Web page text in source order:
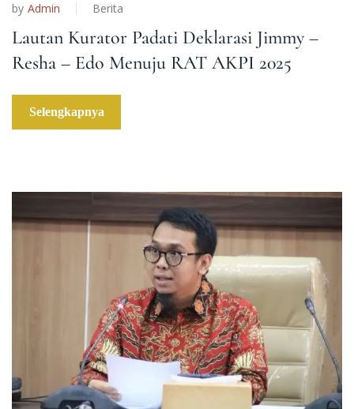
by Admin Berita
Lautan Kurator Padati Deklarasi Jimmy –
Resha – Edo Menuju RAT AKPI 2025
Selengkapnya